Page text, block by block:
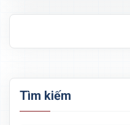
Tìm kiếm